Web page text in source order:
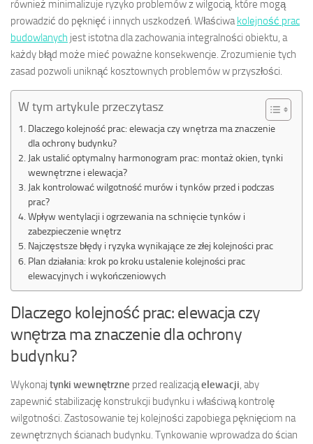
również minimalizuje ryzyko problemów z wilgocią, które mogą
prowadzić do pęknięć i innych uszkodzeń. Właściwa kolejność prac
budowlanych jest istotna dla zachowania integralności obiektu, a
każdy błąd może mieć poważne konsekwencje. Zrozumienie tych
zasad pozwoli uniknąć kosztownych problemów w przyszłości.
W tym artykule przeczytasz
Dlaczego kolejność prac: elewacja czy wnętrza ma znaczenie
dla ochrony budynku?
Jak ustalić optymalny harmonogram prac: montaż okien, tynki
wewnętrzne i elewacja?
Jak kontrolować wilgotność murów i tynków przed i podczas
prac?
Wpływ wentylacji i ogrzewania na schnięcie tynków i
zabezpieczenie wnętrz
Najczęstsze błędy i ryzyka wynikające ze złej kolejności prac
Plan działania: krok po kroku ustalenie kolejności prac
elewacyjnych i wykończeniowych
Dlaczego kolejność prac: elewacja czy
wnętrza ma znaczenie dla ochrony
budynku?
Wykonaj tynki wewnętrzne przed realizacjąelewacji , aby
zapewnić stabilizację konstrukcji budynku i właściwą kontrolę
wilgotności. Zastosowanie tej kolejności zapobiega pęknięciom na
zewnętrznych ścianach budynku. Tynkowanie wprowadza do ścian